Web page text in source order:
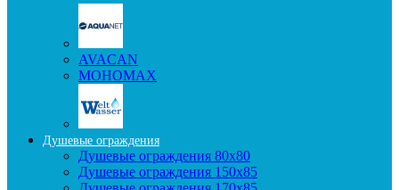
AVACAN
МОНОМАХ
Душевые ограждения
Душевые ограждения 80x80
Душевые ограждения 150x85